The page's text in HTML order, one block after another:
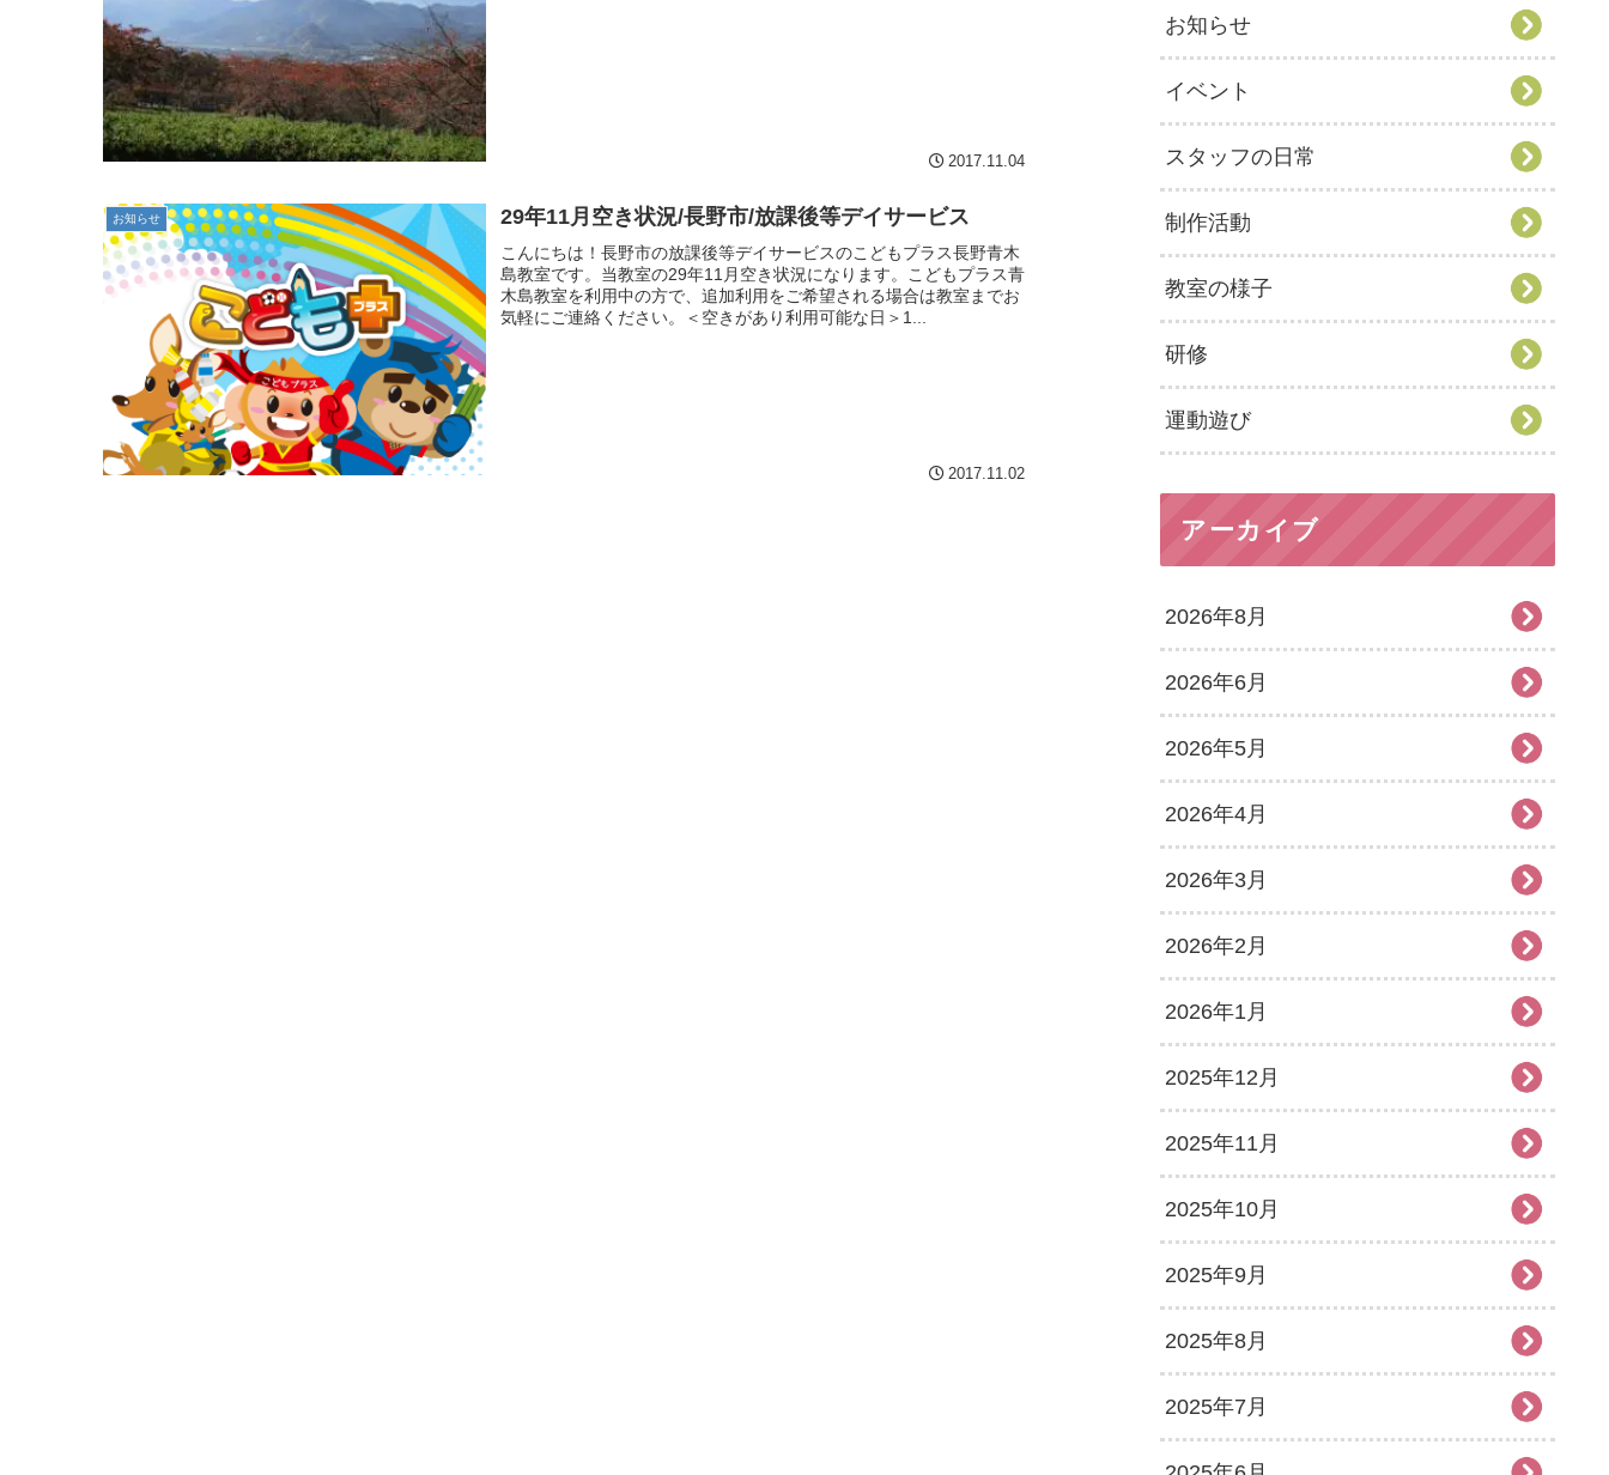
2017.11.04
お知らせ 29年11月空き状況/長野市/放課後等デイサービス
こんにちは！長野市の放課後等デイサービスのこどもプラス長野青木
島教室です。当教室の29年11月空き状況になります。こどもプラス青
木島教室を利用中の方で、追加利用をご希望される場合は教室までお
気軽にご連絡ください。＜空きがあり利用可能な日＞1...
2017.11.02
お知らせ
イベント
スタッフの日常
制作活動
教室の様子
研修
運動遊び
アーカイブ
2026年8月
2026年6月
2026年5月
2026年4月
2026年3月
2026年2月
2026年1月
2025年12月
2025年11月
2025年10月
2025年9月
2025年8月
2025年7月